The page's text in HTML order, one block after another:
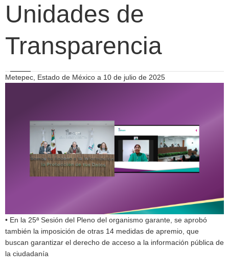
Unidades de
Transparencia
Metepec, Estado de México a 10 de julio de 2025
• En la 25ª Sesión del Pleno del organismo garante, se aprobó
también la imposición de otras 14 medidas de apremio, que
buscan garantizar el derecho de acceso a la información pública de
la ciudadanía